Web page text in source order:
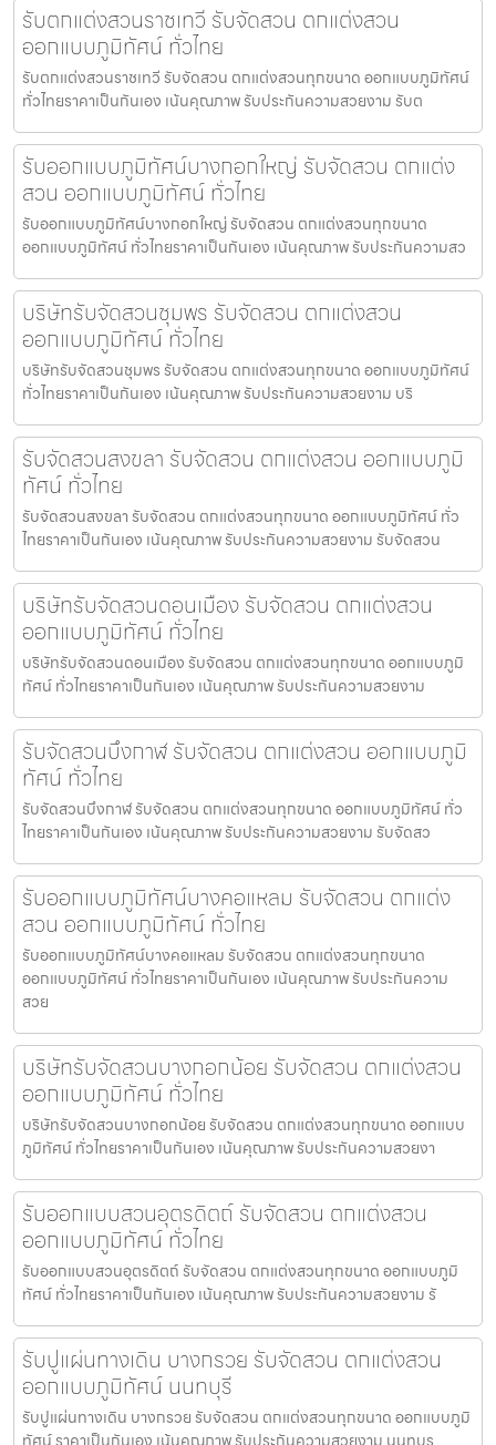
รับตกแต่งสวนราชเทวี รับจัดสวน ตกแต่งสวน
ออกแบบภูมิทัศน์ ทั่วไทย
รับตกแต่งสวนราชเทวี รับจัดสวน ตกแต่งสวนทุกขนาด ออกแบบภูมิทัศน์
ทั่วไทยราคาเป็นกันเอง เน้นคุณภาพ รับประกันความสวยงาม รับต
รับออกแบบภูมิทัศน์บางกอกใหญ่ รับจัดสวน ตกแต่ง
สวน ออกแบบภูมิทัศน์ ทั่วไทย
รับออกแบบภูมิทัศน์บางกอกใหญ่ รับจัดสวน ตกแต่งสวนทุกขนาด
ออกแบบภูมิทัศน์ ทั่วไทยราคาเป็นกันเอง เน้นคุณภาพ รับประกันความสว
บริษัทรับจัดสวนชุมพร รับจัดสวน ตกแต่งสวน
ออกแบบภูมิทัศน์ ทั่วไทย
บริษัทรับจัดสวนชุมพร รับจัดสวน ตกแต่งสวนทุกขนาด ออกแบบภูมิทัศน์
ทั่วไทยราคาเป็นกันเอง เน้นคุณภาพ รับประกันความสวยงาม บริ
รับจัดสวนสงขลา รับจัดสวน ตกแต่งสวน ออกแบบภูมิ
ทัศน์ ทั่วไทย
รับจัดสวนสงขลา รับจัดสวน ตกแต่งสวนทุกขนาด ออกแบบภูมิทัศน์ ทั่ว
ไทยราคาเป็นกันเอง เน้นคุณภาพ รับประกันความสวยงาม รับจัดสวน
บริษัทรับจัดสวนดอนเมือง รับจัดสวน ตกแต่งสวน
ออกแบบภูมิทัศน์ ทั่วไทย
บริษัทรับจัดสวนดอนเมือง รับจัดสวน ตกแต่งสวนทุกขนาด ออกแบบภูมิ
ทัศน์ ทั่วไทยราคาเป็นกันเอง เน้นคุณภาพ รับประกันความสวยงาม
รับจัดสวนบึงกาฬ รับจัดสวน ตกแต่งสวน ออกแบบภูมิ
ทัศน์ ทั่วไทย
รับจัดสวนบึงกาฬ รับจัดสวน ตกแต่งสวนทุกขนาด ออกแบบภูมิทัศน์ ทั่ว
ไทยราคาเป็นกันเอง เน้นคุณภาพ รับประกันความสวยงาม รับจัดสว
รับออกแบบภูมิทัศน์บางคอแหลม รับจัดสวน ตกแต่ง
สวน ออกแบบภูมิทัศน์ ทั่วไทย
รับออกแบบภูมิทัศน์บางคอแหลม รับจัดสวน ตกแต่งสวนทุกขนาด
ออกแบบภูมิทัศน์ ทั่วไทยราคาเป็นกันเอง เน้นคุณภาพ รับประกันความ
สวย
บริษัทรับจัดสวนบางกอกน้อย รับจัดสวน ตกแต่งสวน
ออกแบบภูมิทัศน์ ทั่วไทย
บริษัทรับจัดสวนบางกอกน้อย รับจัดสวน ตกแต่งสวนทุกขนาด ออกแบบ
ภูมิทัศน์ ทั่วไทยราคาเป็นกันเอง เน้นคุณภาพ รับประกันความสวยงา
รับออกแบบสวนอุตรดิตถ์ รับจัดสวน ตกแต่งสวน
ออกแบบภูมิทัศน์ ทั่วไทย
รับออกแบบสวนอุตรดิตถ์ รับจัดสวน ตกแต่งสวนทุกขนาด ออกแบบภูมิ
ทัศน์ ทั่วไทยราคาเป็นกันเอง เน้นคุณภาพ รับประกันความสวยงาม รั
รับปูแผ่นทางเดิน บางกรวย รับจัดสวน ตกแต่งสวน
ออกแบบภูมิทัศน์ นนทบุรี
รับปูแผ่นทางเดิน บางกรวย รับจัดสวน ตกแต่งสวนทุกขนาด ออกแบบภูมิ